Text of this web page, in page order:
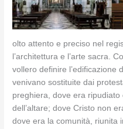
olto attento e preciso nel
l’architettura e l’arte sacra.
vollero definire l’edificazione
venivano sostituite dai
preghiera, dove era
dell’altare; dove Cristo non
dove era la comunità, riunita